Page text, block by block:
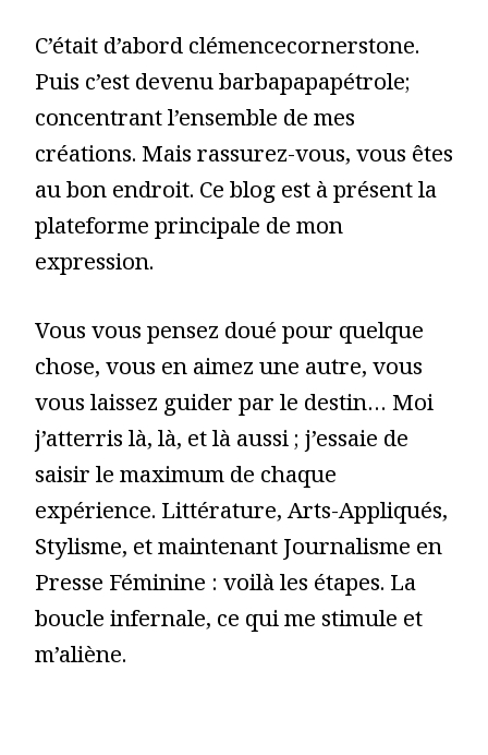
C’était d’abord clémencecornerstone.
Puis c’est devenu barbapapapétrole;
concentrant l’ensemble de mes
créations. Mais rassurez-vous, vous êtes
au bon endroit. Ce blog est à présent la
plateforme principale de mon
expression.
Vous vous pensez doué pour quelque
chose, vous en aimez une autre, vous
vous laissez guider par le destin… Moi
j’atterris là, là, et là aussi ; j’essaie de
saisir le maximum de chaque
expérience. Littérature, Arts-Appliqués,
Stylisme, et maintenant Journalisme en
Presse Féminine : voilà les étapes. La
boucle infernale, ce qui me stimule et
m’aliène.